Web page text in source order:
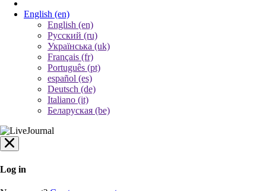
English (en)
English (en)
Русский (ru)
Українська (uk)
Français (fr)
Português (pt)
español (es)
Deutsch (de)
Italiano (it)
Беларуская (be)
Log in